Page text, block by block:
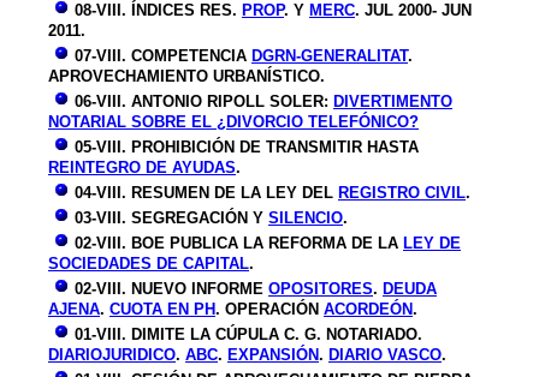
08-VIII. ÍNDICES RES. PROP. Y MERC. JUL 2000- JUN
2011.
07-VIII. COMPETENCIA DGRN-GENERALITAT.
APROVECHAMIENTO URBANÍSTICO.
06-VIII. ANTONIO RIPOLL SOLER: DIVERTIMENTO
NOTARIAL SOBRE EL ¿DIVORCIO TELEFÓNICO?
05-VIII. PROHIBICIÓN DE TRANSMITIR HASTA
REINTEGRO DE AYUDAS.
04-VIII. RESUMEN DE LA LEY DEL REGISTRO CIVIL.
03-VIII. SEGREGACIÓN Y SILENCIO.
02-VIII. BOE PUBLICA LA REFORMA DE LA LEY DE
SOCIEDADES DE CAPITAL.
02-VIII. NUEVO INFORME OPOSITORES. DEUDA
AJENA. CUOTA EN PH. OPERACIÓN ACORDEÓN.
01-VIII. DIMITE LA CÚPULA C. G. NOTARIADO.
DIARIOJURIDICO. ABC. EXPANSIÓN. DIARIO VASCO.